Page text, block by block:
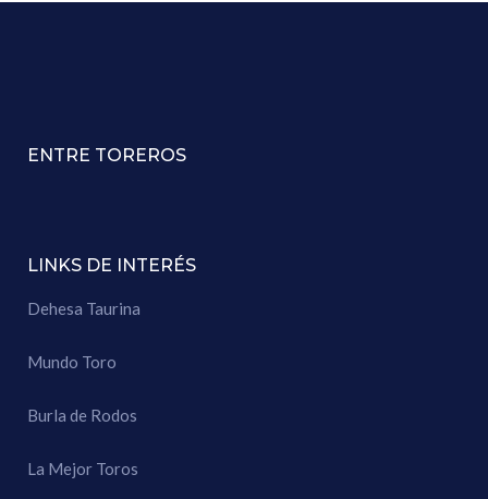
ENTRE TOREROS
LINKS DE INTERÉS
Dehesa Taurina
Mundo Toro
Burla de Rodos
La Mejor Toros